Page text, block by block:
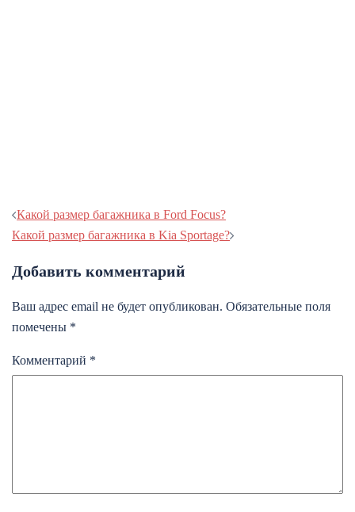
Навигация
записи
Какой размер багажника в Ford Focus?
Какой размер багажника в Kia Sportage?
Добавить комментарий
Ваш адрес email не будет опубликован. Обязательные поля
помечены *
Комментарий *